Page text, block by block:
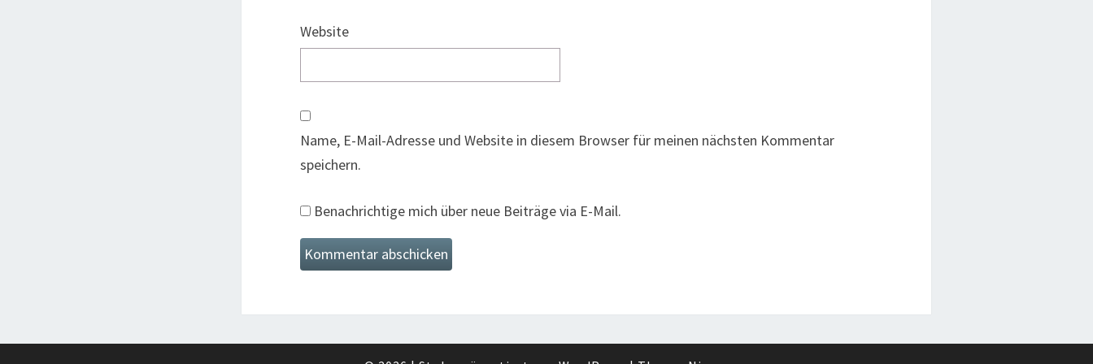
Website
Name, E-Mail-Adresse und Website in diesem Browser für meinen nächsten Kommentar
speichern.
Benachrichtige mich über neue Beiträge via E-Mail.